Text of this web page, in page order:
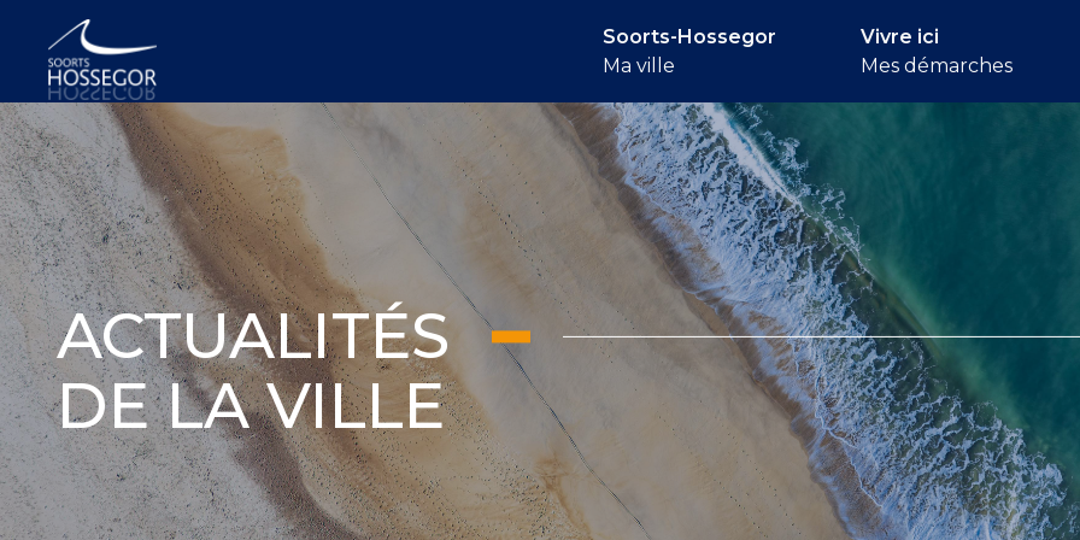
Soorts-Hossegor
Ma ville
Vivre ici
Mes démarches
ACTUALITÉS
DE LA VILLE